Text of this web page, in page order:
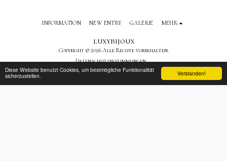
Verstanden!
Diese Website benutzt Cookies, um bestmögliche Funktionalität
sicherzustellen.
luxybijoux
Copyright © 2026 Alle Rechte vorbehalten.
Datenschutzbestimmungen
INFORMATION NEW ENTRY GALERIE MEHR